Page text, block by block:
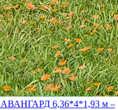
АВАНГАРД 6,36*4*1,93 м –